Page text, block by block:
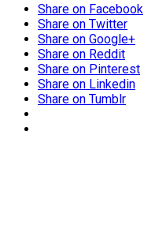
Share on Facebook
Share on Twitter
Share on Google+
Share on Reddit
Share on Pinterest
Share on Linkedin
Share on Tumblr